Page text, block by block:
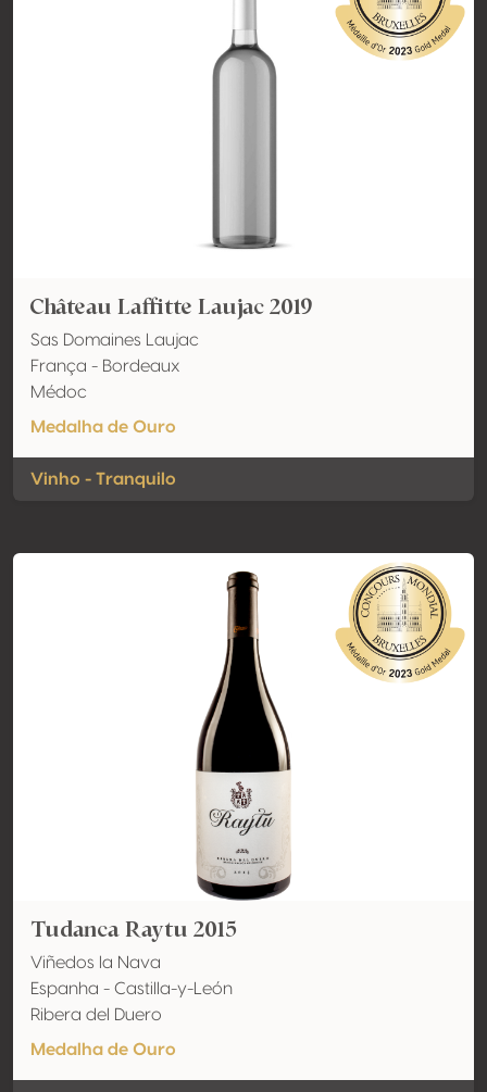
Château Laffitte Laujac 2019
Sas Domaines Laujac
França - Bordeaux
Médoc
Medalha de Ouro
Vinho - Tranquilo
Tudanca Raytu 2015
Viñedos la Nava
Espanha - Castilla-y-León
Ribera del Duero
Medalha de Ouro